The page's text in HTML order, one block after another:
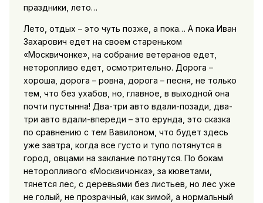
праздники, лето…
Лето, отдых – это чуть позже, а пока… А пока Иван
Захарович едет на своем стареньком
«Москвичонке», на собрание ветеранов едет,
неторопливо едет, осмотрительно. Дорога –
хороша, дорога – ровна, дорога – песня, не только
тем, что без ухабов, но, главное, в выходной она
почти пустынна! Два-три авто вдали-позади, два-
три авто вдали-впереди – это ерунда, это сказка
по сравнению с тем Вавилоном, что будет здесь
уже завтра, когда все густо и тупо потянутся в
город, овцами на заклание потянутся. По бокам
неторопливого «Москвичонка», за кюветами,
тянется лес, с деревьями без листьев, но лес уже
не голый, не прозрачный, как зимой, а нормальный